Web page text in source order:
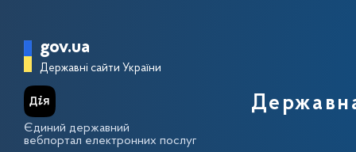
Головна сторінка Державної
gov.ua
Державні сайти України
Єдиний державний
вебпортал електронних послуг